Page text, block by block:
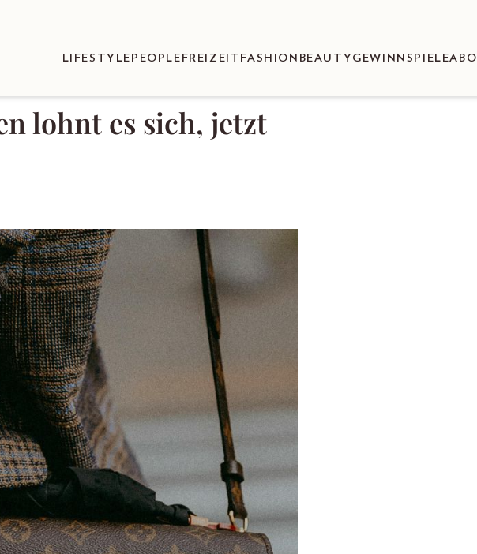
LIFESTYLE PEOPLE FREIZEIT FASHION BEAUTY GEWINNSPIELEABO
lohnt es sich, jetzt